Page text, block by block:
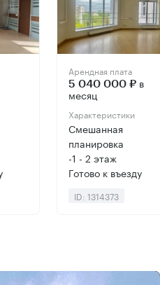
Арендная плата
5 040 000 ₽в
месяц
Характеристики
Смешанная
планировка
-1 - 2 этаж
Готово к въезду
ID: 1314373